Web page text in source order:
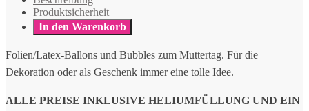
Produktsicherheit
In den Warenkorb
Folien/Latex-Ballons und Bubbles zum Muttertag. Für die
Dekoration oder als Geschenk immer eine tolle Idee.
ALLE PREISE INKLUSIVE HELIUMFÜLLUNG UND EIN